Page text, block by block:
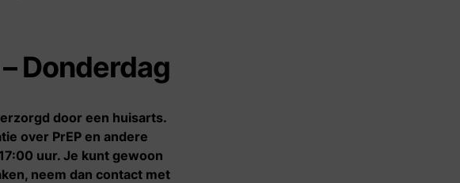
wij Contact
Contact
Voor
samenwerkingspartners
Donderdag
door een huisarts.
over PrEP en andere
uur. Je kunt gewoon
neem dan contact met